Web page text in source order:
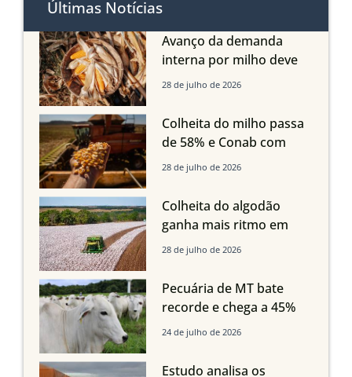
Últimas Notícias
Avanço da demanda
interna por milho deve
compensar aumento da
em Mato Grosso, aponta
Imea
28 de julho de 2026
Colheita do milho passa
de 58% e Conab com
boas produtividades em
quedas em Tocantins,
Maranhão e Piauí
28 de julho de 2026
Colheita do algodão
ganha mais ritmo em
Mato Grosso, Mato
Maranhão
28 de julho de 2026
Pecuária de MT bate
recorde e chega a 45%
dos bovinos abatidos
24 de julho de 2026
Estudo analisa os